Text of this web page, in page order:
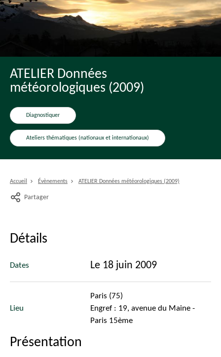
ATELIER Données
météorologiques (2009)
Diagnostiquer
Ateliers thématiques (nationaux et internationaux)
Accueil Évènements ATELIER Données météorologiques (2009)
Partager
Détails
Dates Le 18 juin 2009
Lieu
Paris (75)
Engref : 19, avenue du Maine -
Paris 15ème
Présentation